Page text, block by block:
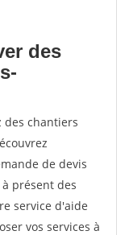
des
des chantiers
de devis
présent des
service d'aide
vos services à